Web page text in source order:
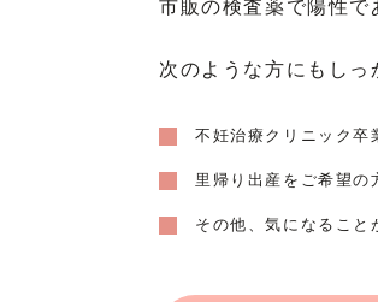
市販の検査薬で陽性で
次のような方にもしっ
不妊治療クリニック卒
里帰り出産をご希望の
その他、気になること